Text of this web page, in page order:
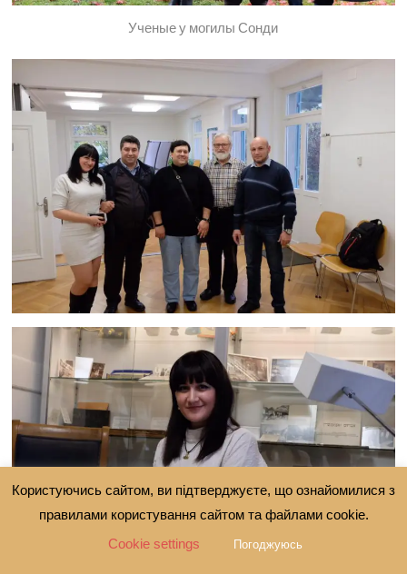
Ученые у могилы Сонди
Користуючись сайтом, ви підтверджуєте, що ознайомилися з
правилами користування сайтом та файлами cookie.
Cookie settings
Погоджуюсь